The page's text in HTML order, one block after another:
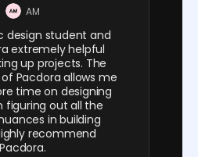
AM
design student and
extremely helpful
up projects. The
Pacdora allows me
time on designing
figuring out all the
in building
recommend
Pacdora.